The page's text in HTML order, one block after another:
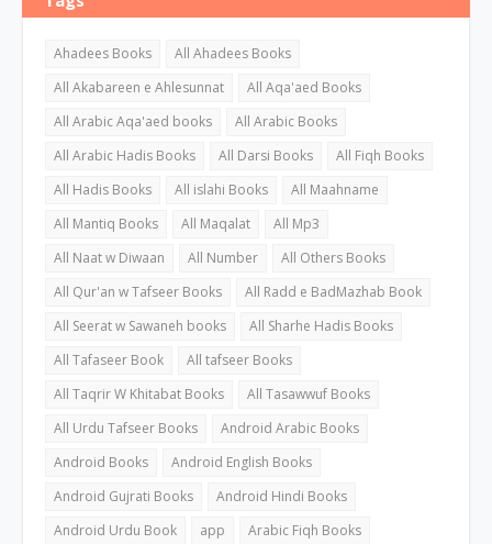
Ahadees Books
All Ahadees Books
All Akabareen e Ahlesunnat
All Aqa'aed Books
All Arabic Aqa'aed books
All Arabic Books
All Arabic Hadis Books
All Darsi Books
All Fiqh Books
All Hadis Books
All islahi Books
All Maahname
All Mantiq Books
All Maqalat
All Mp3
All Naat w Diwaan
All Number
All Others Books
All Qur'an w Tafseer Books
All Radd e BadMazhab Book
All Seerat w Sawaneh books
All Sharhe Hadis Books
All Tafaseer Book
All tafseer Books
All Taqrir W Khitabat Books
All Tasawwuf Books
All Urdu Tafseer Books
Android Arabic Books
Android Books
Android English Books
Android Gujrati Books
Android Hindi Books
Android Urdu Book
app
Arabic Fiqh Books